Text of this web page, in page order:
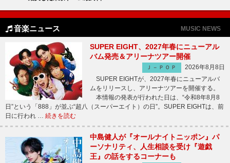
音楽ニュース MUSIC NEWS
SUPER EIGHT、2027年春にニューアル
バム発売＆アリーナツアー開催
Ｊ－ＰＯＰ
2026年8月8日
SUPER EIGHTが、2027年春にニューアルバ
ムをリリースし、アリーナツアーを開催する。
本情報の発表が行われた日は、“令和8年8月8
日”という「888」が並ぶ“超八（スーパーエイト）の日”。SUPER EIGHTは、前
日に行われ … 続きを読む
中島健人が『オールナイトニッポン』パ
ーソナリティ、人生相談を受け『遊戯
王』の話をするコーナーも